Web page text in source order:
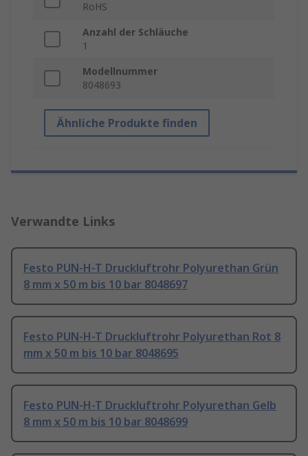
RoHS
Anzahl der Schläuche
1
Modellnummer
8048693
Ähnliche Produkte finden
Verwandte Links
Festo PUN-H-T Druckluftrohr Polyurethan Grün
8 mm x 50 m bis 10 bar 8048697
Festo PUN-H-T Druckluftrohr Polyurethan Rot 8
mm x 50 m bis 10 bar 8048695
Festo PUN-H-T Druckluftrohr Polyurethan Gelb
8 mm x 50 m bis 10 bar 8048699